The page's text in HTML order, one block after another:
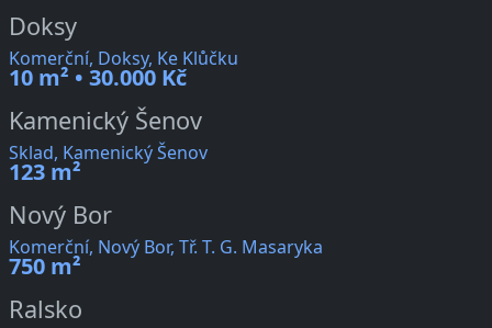
Doksy
Komerční, Doksy, Ke Klůčku
10 m² • 30.000 Kč
Kamenický Šenov
Sklad, Kamenický Šenov
123 m²
Nový Bor
Komerční, Nový Bor, Tř. T. G. Masaryka
750 m²
Ralsko